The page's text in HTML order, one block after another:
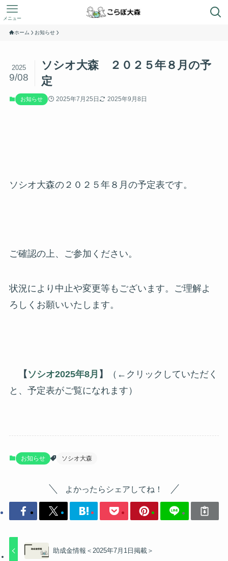
メニュー
ホーム お知らせ
ソシオ大森 ２０２５年８月の予
定
2025
9/08
お知らせ 2025年7月25日 2025年9月8日
ソシオ大森の２０２５年８月の予定表です。
ご確認の上、ご参加ください。
状況により中止や変更等もございます。ご理解よ
ろしくお願いいたします。
【 ソシオ2025年8月 】
（←クリックしていただく
と、予定表がご覧になれます）
お知らせ ソシオ大森
よかったらシェアしてね！
助成金情報＜2025年7月1日掲載＞